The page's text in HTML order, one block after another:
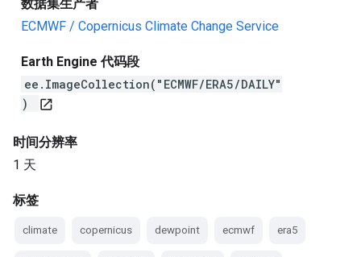
数据集生产者
ECMWF / Copernicus Climate Change Service
Earth Engine 代码段
ee.ImageCollection("ECMWF/ERA5/DAILY"
)
open_in_new
时间分辨率
1 天
标签
climate copernicus dewpoint ecmwf era5